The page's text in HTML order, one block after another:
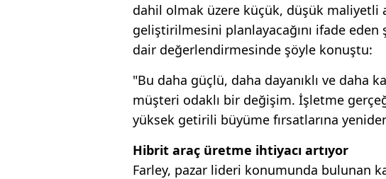
dahil olmak üzere küçük, düşük maliyetli
geliştirilmesini planlayacağını ifade eden
dair değerlendirmesinde şöyle konuştu:
"Bu daha güçlü, daha dayanıklı ve daha
müşteri odaklı bir değişim. İşletme
yüksek getirili büyüme fırsatlarına
Hibrit araç üretme ihtiyacı artıyor
Farley, pazar lideri konumunda bulunan